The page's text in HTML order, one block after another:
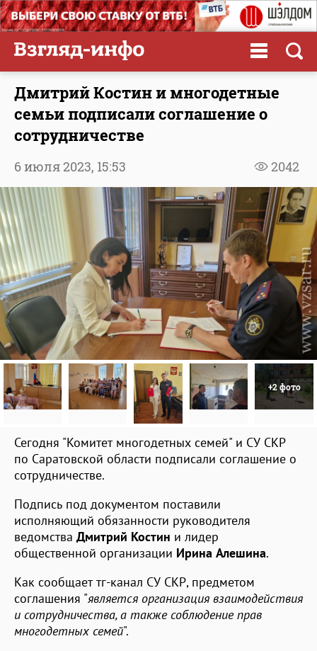
Дмитрий Костин и многодетные
семьи подписали соглашение о
сотрудничестве
2042
6 июля 2023, 15:53
+2 фото
Сегодня "Комитет многодетных семей" и СУ СКР
по Саратовской области подписали соглашение о
сотрудничестве.
Подпись под документом поставили
исполняющий обязанности руководителя
ведомства Дмитрий Костин и лидер
общественной организации Ирина Алешина.
Как сообщает тг-канал СУ СКР, предметом
соглашения "является организация взаимодействия
и сотрудничества, а также соблюдение прав
многодетных семей".